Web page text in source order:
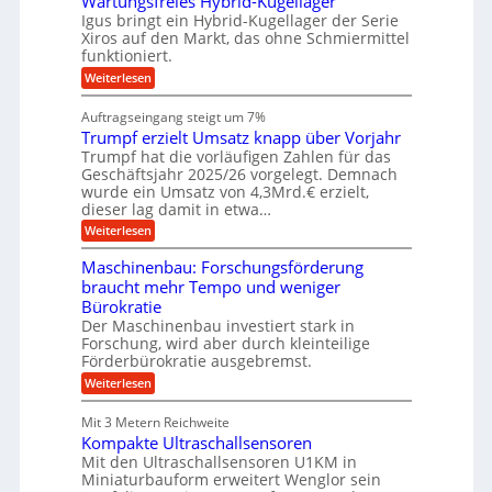
n
u
n
g
e
n
M
a
s
c
h
i
e
n
b
a
u
g
k
r
e
i
s
a
u
f
l
s
c
h
i
e
e
n
f
ü
h
r
u
n
g
e
n
B
S
C
L
w
e
i
t
e
r
e
n
t
Igus bringt ein Hybrid-Kugellager der Serie
Xiros auf den Markt, das ohne Schmiermittel
funktioniert.
Weiterlesen:
W
r
t
u
n
g
s
f
r
e
e
s
H
y
b
r
i
d
-
u
g
e
l
Auftragseingang steigt um 7%
Trumpf erzielt Umsatz knapp über Vorjahr
Trumpf hat die vorläufigen Zahlen für das
Geschäftsjahr 2025/26 vorgelegt. Demnach
wurde ein Umsatz von 4,3Mrd.€ erzielt,
dieser lag damit in etwa…
Weiterlesen:
T
u
m
p
f
e
r
z
i
e
t
U
m
s
Maschinenbau: Forschungsförderung
braucht mehr Tempo und weniger
Bürokratie
Der Maschinenbau investiert stark in
Forschung, wird aber durch kleinteilige
Förderbürokratie ausgebremst.
Weiterlesen:
M
s
c
h
i
Mit 3 Metern Reichweite
Kompakte Ultraschallsensoren
Mit den Ultraschallsensoren U1KM in
Miniaturbauform erweitert Wenglor sein